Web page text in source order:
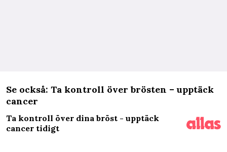
Se också: Ta kontroll över brösten – upptäck
cancer
Ta kontroll över dina bröst - upptäck
cancer tidigt